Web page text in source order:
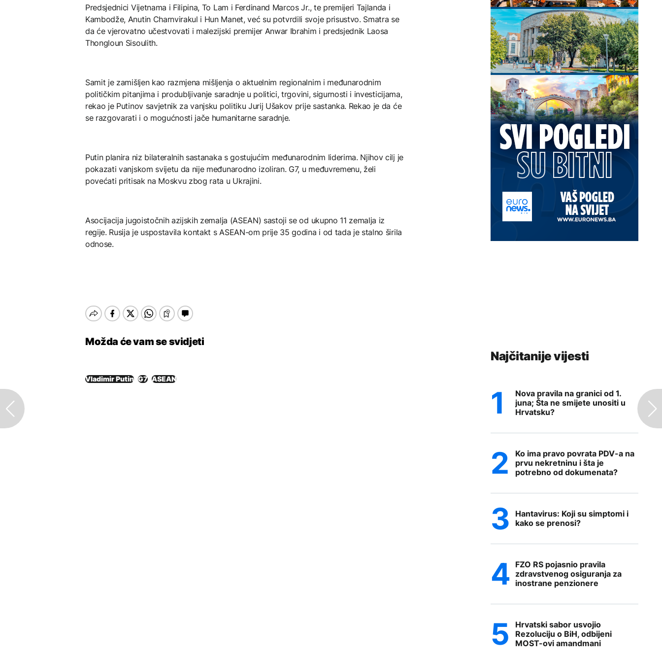
Predsjednici Vijetnama i Filipina, To Lam i Ferdinand Marcos Jr., te premijeri Tajlanda i
Kambodže, Anutin Charnvirakul i Hun Manet, već su potvrdili svoje prisustvo. Smatra se
da će vjerovatno učestvovati i malezijski premijer Anwar Ibrahim i predsjednik Laosa
Thongloun Sisoulith.
Samit je zamišljen kao razmjena mišljenja o aktuelnim regionalnim i međunarodnim
političkim pitanjima i produbljivanje saradnje u politici, trgovini, sigurnosti i investicijama,
rekao je Putinov savjetnik za vanjsku politiku Jurij Ušakov prije sastanka. Rekao je da će
se razgovarati i o mogućnosti jače humanitarne saradnje.
Putin planira niz bilateralnih sastanaka s gostujućim međunarodnim liderima. Njihov cilj je
pokazati vanjskom svijetu da nije međunarodno izoliran. G7, u međuvremenu, želi
povećati pritisak na Moskvu zbog rata u Ukrajini.
Asocijacija jugoistočnih azijskih zemalja (ASEAN) sastoji se od ukupno 11 zemalja iz
regije. Rusija je uspostavila kontakt s ASEAN-om prije 35 godina i od tada je stalno širila
odnose.
Možda će vam se svidjeti
Vladimir Putin G7 ASEAN
Najčitanije vijesti
Nova pravila na granici od 1.
juna; Šta ne smijete unositi u
Hrvatsku?
Ko ima pravo povrata PDV-a na
prvu nekretninu i šta je
potrebno od dokumenata?
Hantavirus: Koji su simptomi i
kako se prenosi?
FZO RS pojasnio pravila
zdravstvenog osiguranja za
inostrane penzionere
Hrvatski sabor usvojio
Rezoluciju o BiH, odbijeni
MOST-ovi amandmani